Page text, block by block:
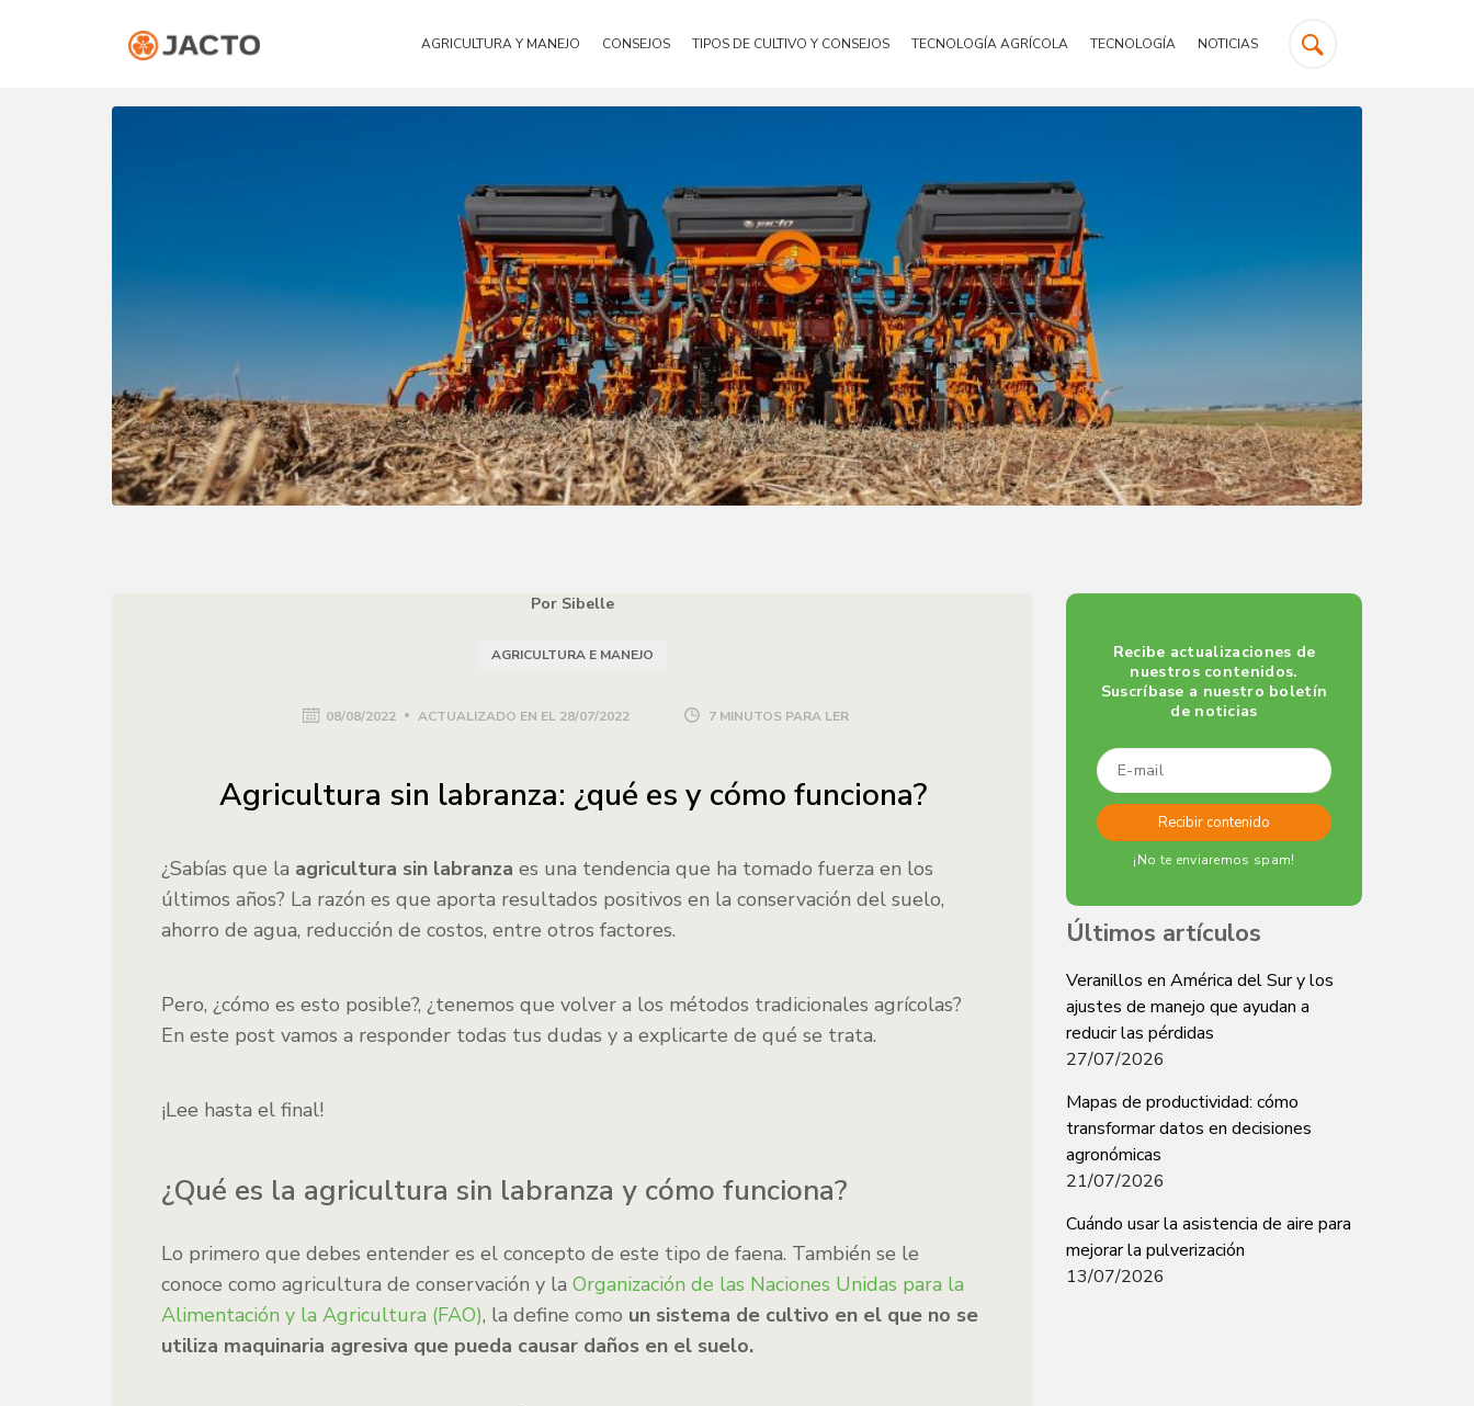
AGRICULTURA Y MANEJO CONSEJOS TIPOS DE CULTIVO Y CONSEJOS TECNOLOGÍA AGRÍCOLA TECNOLOGÍA NOTICIAS
Por Sibelle
AGRICULTURA E MANEJO
08/08/2022 ACTUALIZADO EN EL 28/07/2022 7 MINUTOS PARA LER
Agricultura sin labranza: ¿qué es y cómo funciona?
¿Sabías que la agricultura sin labranza es una tendencia que ha tomado fuerza en los
últimos años? La razón es que aporta resultados positivos en la conservación del suelo,
ahorro de agua, reducción de costos, entre otros factores.
Pero, ¿cómo es esto posible?, ¿tenemos que volver a los métodos tradicionales agrícolas?
En este post vamos a responder todas tus dudas y a explicarte de qué se trata.
¡Lee hasta el final!
¿Qué es la agricultura sin labranza y cómo funciona?
Lo primero que debes entender es el concepto de este tipo de faena. También se le
conoce como agricultura de conservación y la Organización de las Naciones Unidas para la
Alimentación y la Agricultura (FAO), la define como un sistema de cultivo en el que no se
utiliza maquinaria agresiva que pueda causar daños en el suelo.
Recibe actualizaciones de
nuestros contenidos.
Suscríbase a nuestro boletín
de noticias
¡No te enviaremos spam!
Últimos artículos
Veranillos en América del Sur y los
ajustes de manejo que ayudan a
reducir las pérdidas
27/07/2026
Mapas de productividad: cómo
transformar datos en decisiones
agronómicas
21/07/2026
Cuándo usar la asistencia de aire para
mejorar la pulverización
13/07/2026